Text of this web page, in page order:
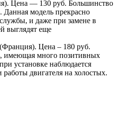
Цена — 130 руб. Большинство
Данная модель прекрасно
и даже при замене в
выглядят еще
Цена – 180 руб.
имеющая много позитивных
установке наблюдается
двигателя на холостых.